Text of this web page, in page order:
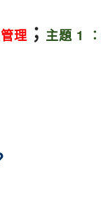
理 ； 主題 1 ：